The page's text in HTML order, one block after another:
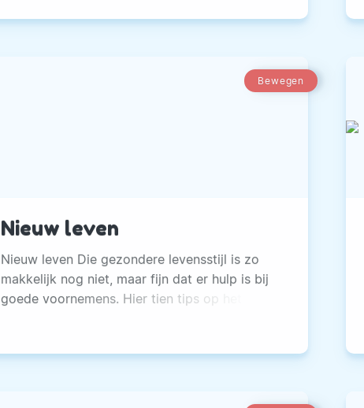
Bewegen
Nieuw leven
Nieuw leven Die gezondere levensstijl is zo
makkelijk nog niet, maar fijn dat er hulp is bij
goede voornemens. Hier tien tips op het